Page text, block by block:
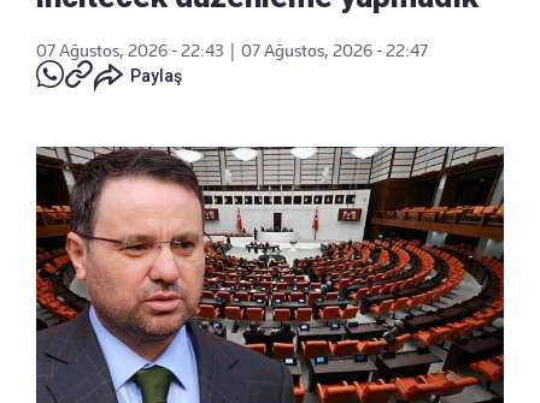
07 Ağustos, 2026 - 22:43
07 Ağustos, 2026 - 22:47
Paylaş